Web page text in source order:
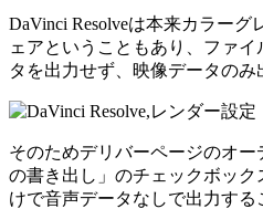
DaVinci Resolveは本来カラー
ェアということもあり、ファ
タを出力せず、映像データのみ
そのためデリバーページのオ
の書き出し」のチェックボッ
けで音声データなしで出力する